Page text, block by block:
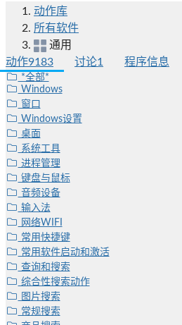
动作库
所有软件
通用
动作9183 讨论1 程序信息
*全部*
Windows
窗口
Windows设置
桌面
系统工具
进程管理
键盘与鼠标
音频设备
输入法
网络WIFI
常用快捷键
常用软件启动和激活
查询和搜索
综合性搜索动作
图片搜索
常规搜索